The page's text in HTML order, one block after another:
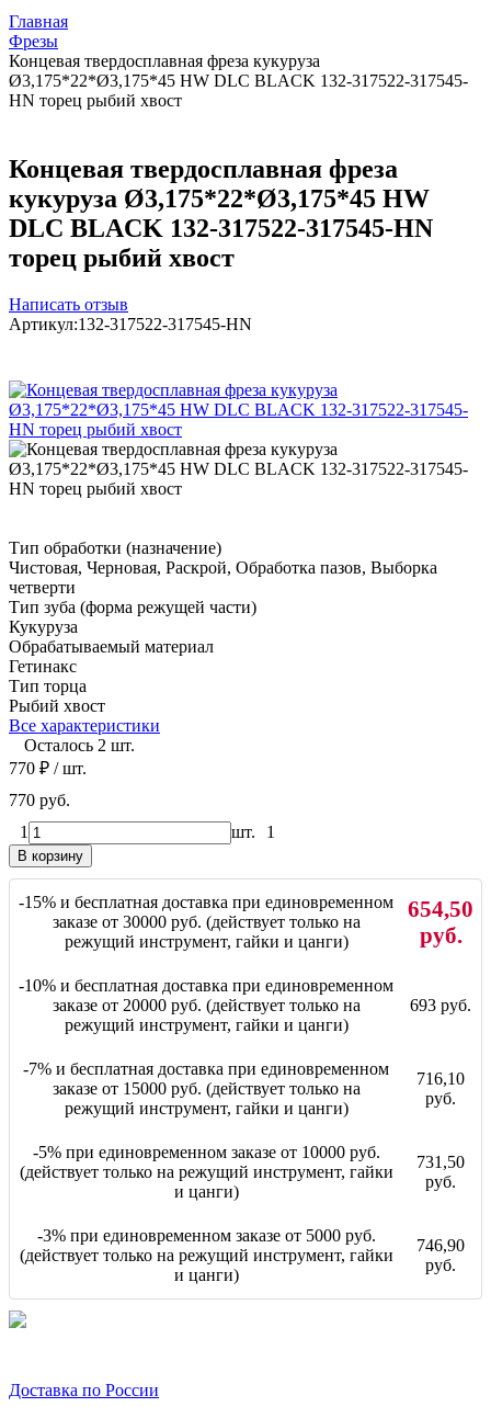
Главная
Фрезы
Концевая твердосплавная фреза кукуруза
Ø3,175*22*Ø3,175*45 HW DLC BLACK 132-317522-317545-
HN торец рыбий хвост
Концевая твердосплавная фреза
кукуруза Ø3,175*22*Ø3,175*45 HW
DLC BLACK 132-317522-317545-HN
торец рыбий хвост
Написать отзыв
Артикул:132-317522-317545-HN
Тип обработки (назначение)
Чистовая, Черновая, Раскрой, Обработка пазов, Выборка
четверти
Тип зуба (форма режущей части)
Кукуруза
Обрабатываемый материал
Гетинакс
Тип торца
Рыбий хвост
Все характеристики
Осталось 2 шт.
770 ₽ / шт.
770 руб.
1
шт. 1
В корзину
-15% и бесплатная доставка при единовременном
заказе от 30000 руб. (действует только на
режущий инструмент, гайки и цанги)
654,50
руб.
-10% и бесплатная доставка при единовременном
заказе от 20000 руб. (действует только на
режущий инструмент, гайки и цанги)
693 руб.
-7% и бесплатная доставка при единовременном
заказе от 15000 руб. (действует только на
режущий инструмент, гайки и цанги)
716,10
руб.
-5% при единовременном заказе от 10000 руб.
(действует только на режущий инструмент, гайки
и цанги)
731,50
руб.
-3% при единовременном заказе от 5000 руб.
(действует только на режущий инструмент, гайки
и цанги)
746,90
руб.
Доставка по России